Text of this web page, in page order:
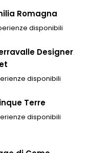
Romagna
disponibili
Designer
disponibili
Terre
disponibili